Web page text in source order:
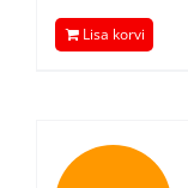
hind
oli:
Lisa korvi